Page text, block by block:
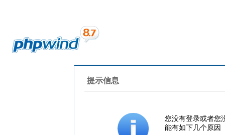
提示信息
您没有登录或者您
能有如下几个原因